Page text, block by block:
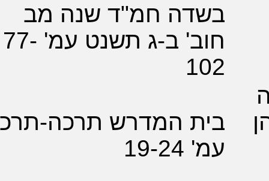
חמ"ד שנה מב
חוב' ב-ג תשנט עמ' 77-
המדרש תרכה-תרכו